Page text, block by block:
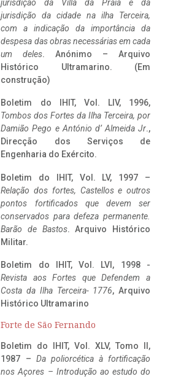
jurisdição da Villa da Praia e da
jurisdição da cidade na ilha Terceira,
com a indicação da importância da
despesa das obras necessárias em cada
um deles. Anónimo – Arquivo
Histórico Ultramarino. (Em
construção)
Boletim do IHIT, Vol. LIV, 1996,
Tombos dos Fortes da Ilha Terceira, por
Damião Pego e António d’ Almeida Jr.,
Direcção dos Serviços de
Engenharia do Exército.
Boletim do IHIT, Vol. LV, 1997 –
Relação dos fortes, Castellos e outros
pontos fortificados que devem ser
conservados para defeza permanente.
Barão de Bastos. Arquivo Histórico
Militar.
Boletim do IHIT, Vol. LVI, 1998 -
Revista aos Fortes que Defendem a
Costa da Ilha Terceira- 1776, Arquivo
Histórico Ultramarino
Forte de São Fernando
Boletim do IHIT, Vol. XLV, Tomo II,
1987 – Da poliorcética à fortificação
nos Açores – Introdução ao estudo do